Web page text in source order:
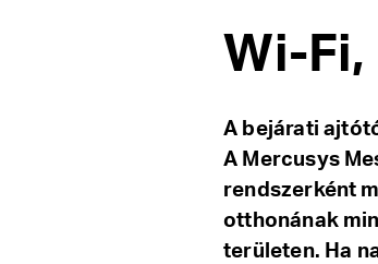
Wi-
A bejárati
A Mercusys
rendszerként
otthonának
területen. Ha